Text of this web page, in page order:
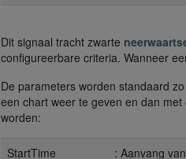
Dit signaal tracht zwarte
configureerbare criteria. Wanneer
De parameters worden standaard
een chart weer te geven en dan
worden:
StartTime
: Aanvang